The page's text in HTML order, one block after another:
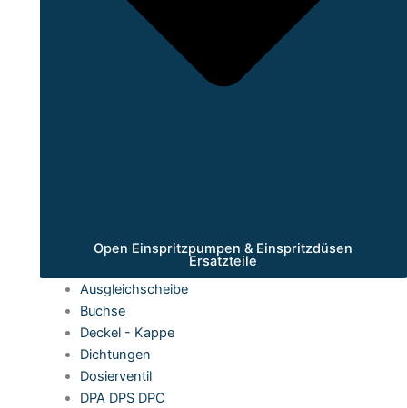
Open Einspritzpumpen & Einspritzdüsen
Ersatzteile
Ausgleichscheibe
Buchse
Deckel - Kappe
Dichtungen
Dosierventil
DPA DPS DPC